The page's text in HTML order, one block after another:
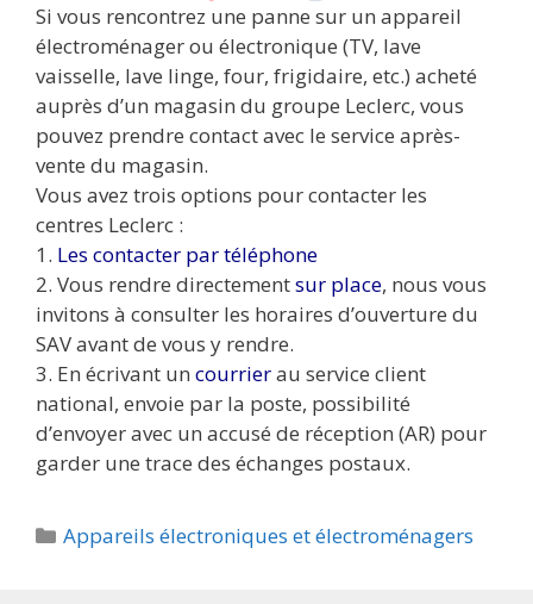
Si vous rencontrez une panne sur un appareil
électroménager ou électronique (TV, lave
vaisselle, lave linge, four, frigidaire, etc.) acheté
auprès d’un magasin du groupe Leclerc, vous
pouvez prendre contact avec le service après-
vente du magasin.
Vous avez trois options pour contacter les
centres Leclerc :
1. Les contacter par téléphone
2. Vous rendre directementsur place, nous vous
invitons à consulter les horaires d’ouverture du
SAV avant de vous y rendre.
3. En écrivant un courrierau service client
national, envoie par la poste, possibilité
d’envoyer avec un accusé de réception (AR) pour
garder une trace des échanges postaux.
Catégories
Appareils électroniques et électroménagers